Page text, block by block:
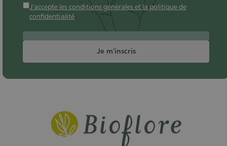
J'accepte les conditions générales et la politique de
confidentialité
Je m'inscris